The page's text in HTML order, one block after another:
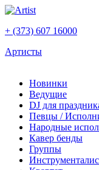
+ (373) 607 16000
Артисты
Новинки
Ведущие
DJ для
Певцы /
Народные
Кавер бенды
Группы